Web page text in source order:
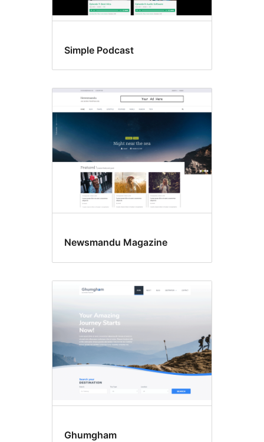
Simple Podcast
Newsmandu Magazine
Ghumgham